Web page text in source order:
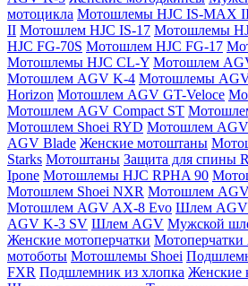
мотоцикла Мотошлемы HJC IS-MAX
II Мотошлем HJC IS-17 Мотошлемы
HJC FG-70S Мотошлем HJC FG-17
Мотошлемы HJC CL-Y Мотошлем
Мотошлем AGV K-4 Мотошлемы
Horizon Мотошлем AGV GT-Veloce
Мотошлем AGV Compact ST
Мотошлем Shoei RYD Мотошлем
AGV Blade Женские мотоштаны
Starks Мотоштаны Защита для спины
Ipone Мотошлемы HJC RPHA 90
Мотошлем Shoei NXR Мотошлем AGV
Мотошлем AGV AX-8 Evo Шлем AGV
AGV K-3 SV Шлем AGV Мужской
Женские мотоперчатки Мотоперчатки
мотоботы Мотошлемы Shoei
FXR Подшлемник из хлопка Женские